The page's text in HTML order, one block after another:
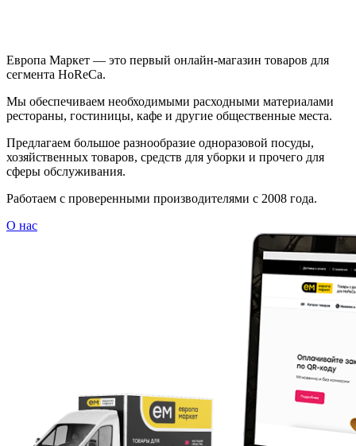
Европа Маркет — это первый онлайн-магазин товаров для
сегмента HoReCa.
Мы обеспечиваем необходимыми расходными материалами
рестораны, гостиницы, кафе и другие общественные места.
Предлагаем большое разнообразие одноразовой посуды,
хозяйственных товаров, средств для уборки и прочего для
сферы обслуживания.
Работаем с проверенными производителями с 2008 года.
О нас